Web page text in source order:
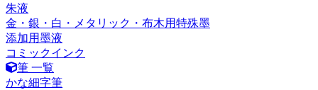
朱液
金・銀・白・メタリック・布木用特殊墨
添加用墨液
コミックインク
筆 一覧
かな細字筆